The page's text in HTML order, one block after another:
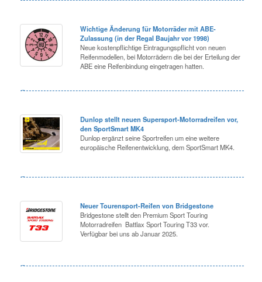
Wichtige Änderung für Motorräder mit ABE-
Zulassung (in der Regal Baujahr vor 1998)
Neue kostenpflichtige Eintragungspflicht von neuen
Reifenmodellen, bei Motorrädern die bei der Erteilung der
ABE eine Reifenbindung eingetragen hatten.
Dunlop stellt neuen Supersport-Motorradreifen vor,
den SportSmart MK4
Dunlop ergänzt seine Sportreifen um eine weitere
europäische Reifenentwicklung, dem SportSmart MK4.
Neuer Tourensport-Reifen von Bridgestone
Bridgestone stellt den Premium Sport Touring
Motorradreifen Battlax Sport Touring T33 vor.
Verfügbar bei uns ab Januar 2025.